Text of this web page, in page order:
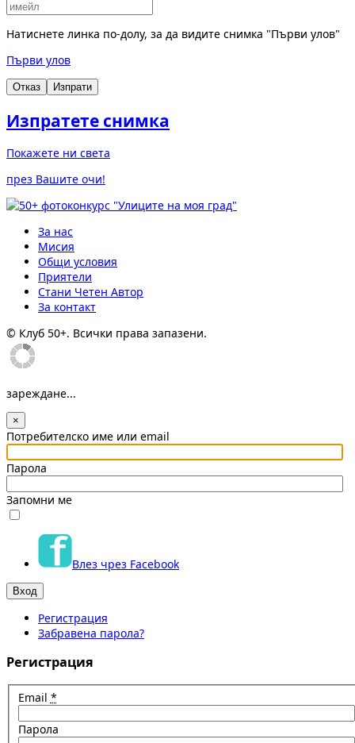
Натиснете линка по-долу, за да видите снимка "Първи улов"
Първи улов
Отказ Изпрати
Изпратете снимка
Покажете ни света
през Вашите очи!
За нас
Мисия
Общи условия
Приятели
Стани Четен Автор
За контакт
© Клуб 50+. Всички права запазени.
зареждане...
×
Потребителско име или email
Парола
Запомни ме
Влез чрез Facebook
Регистрация
Забравена парола?
Регистрация
Email *
Парола